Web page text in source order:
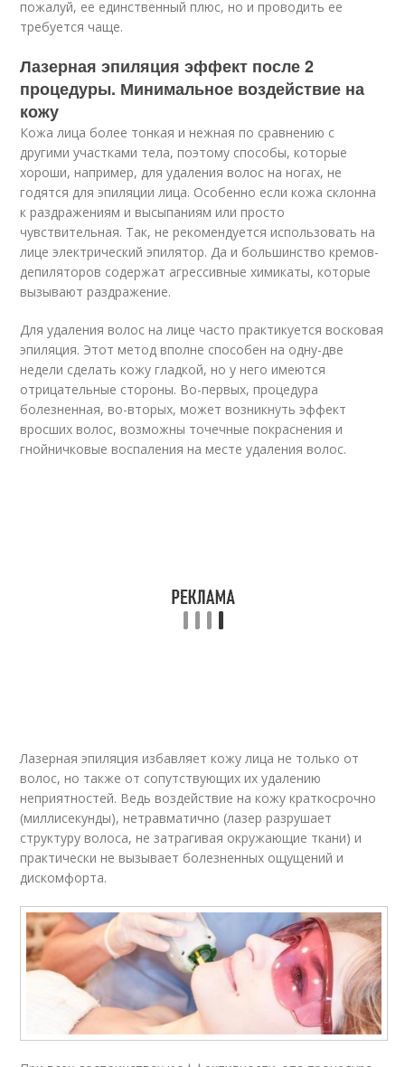
пожалуй, ее единственный плюс, но и проводить ее
требуется чаще.
Лазерная эпиляция эффект после 2
процедуры. Минимальное воздействие на
кожу
Кожа лица более тонкая и нежная по сравнению с
другими участками тела, поэтому способы, которые
хороши, например, для удаления волос на ногах, не
годятся для эпиляции лица. Особенно если кожа склонна
к раздражениям и высыпаниям или просто
чувствительная. Так, не рекомендуется использовать на
лице электрический эпилятор. Да и большинство кремов-
депиляторов содержат агрессивные химикаты, которые
вызывают раздражение.
Для удаления волос на лице часто практикуется восковая
эпиляция. Этот метод вполне способен на одну-две
недели сделать кожу гладкой, но у него имеются
отрицательные стороны. Во-первых, процедура
болезненная, во-вторых, может возникнуть эффект
вросших волос, возможны точечные покраснения и
гнойничковые воспаления на месте удаления волос.
Лазерная эпиляция избавляет кожу лица не только от
волос, но также от сопутствующих их удалению
неприятностей. Ведь воздействие на кожу краткосрочно
(миллисекунды), нетравматично (лазер разрушает
структуру волоса, не затрагивая окружающие ткани) и
практически не вызывает болезненных ощущений и
дискомфорта.